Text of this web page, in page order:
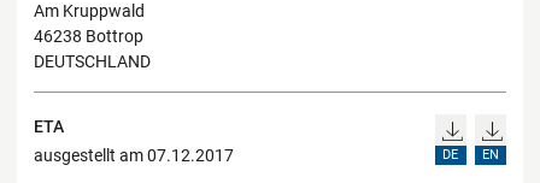
Am Kruppwald
46238 Bottrop
DEUTSCHLAND
ETA
ausgestellt am 07.12.2017
DE EN